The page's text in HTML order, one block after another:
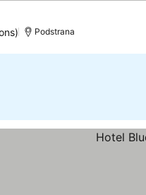
Podstrana